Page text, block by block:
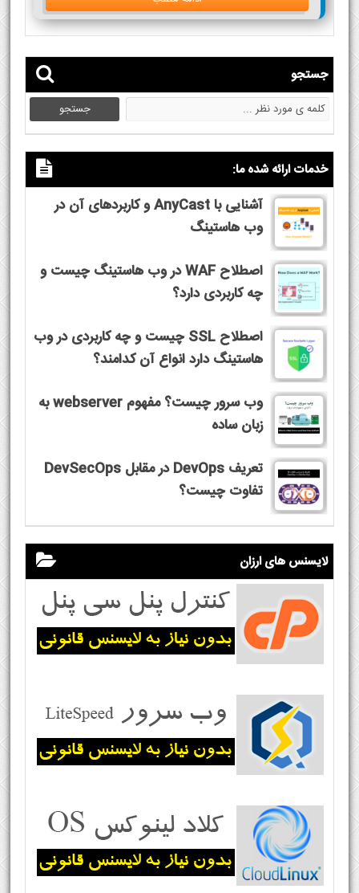
جستجو
خدمات ارائه شده ما:
آشنایی با AnyCast و کاربردهای آن در
وب هاستینگ
اصطلاح WAF در وب هاستینگ چیست و
چه کاربردی دارد؟
اصطلاح SSL چیست و چه کاربردی در وب
هاستینگ دارد انواع آن کدامند؟
وب سرور چیست؟ مفهوم webserver به
زبان ساده
تعریف DevOps در مقابل DevSecOps
تفاوت چیست؟
لایسنس های ارزان